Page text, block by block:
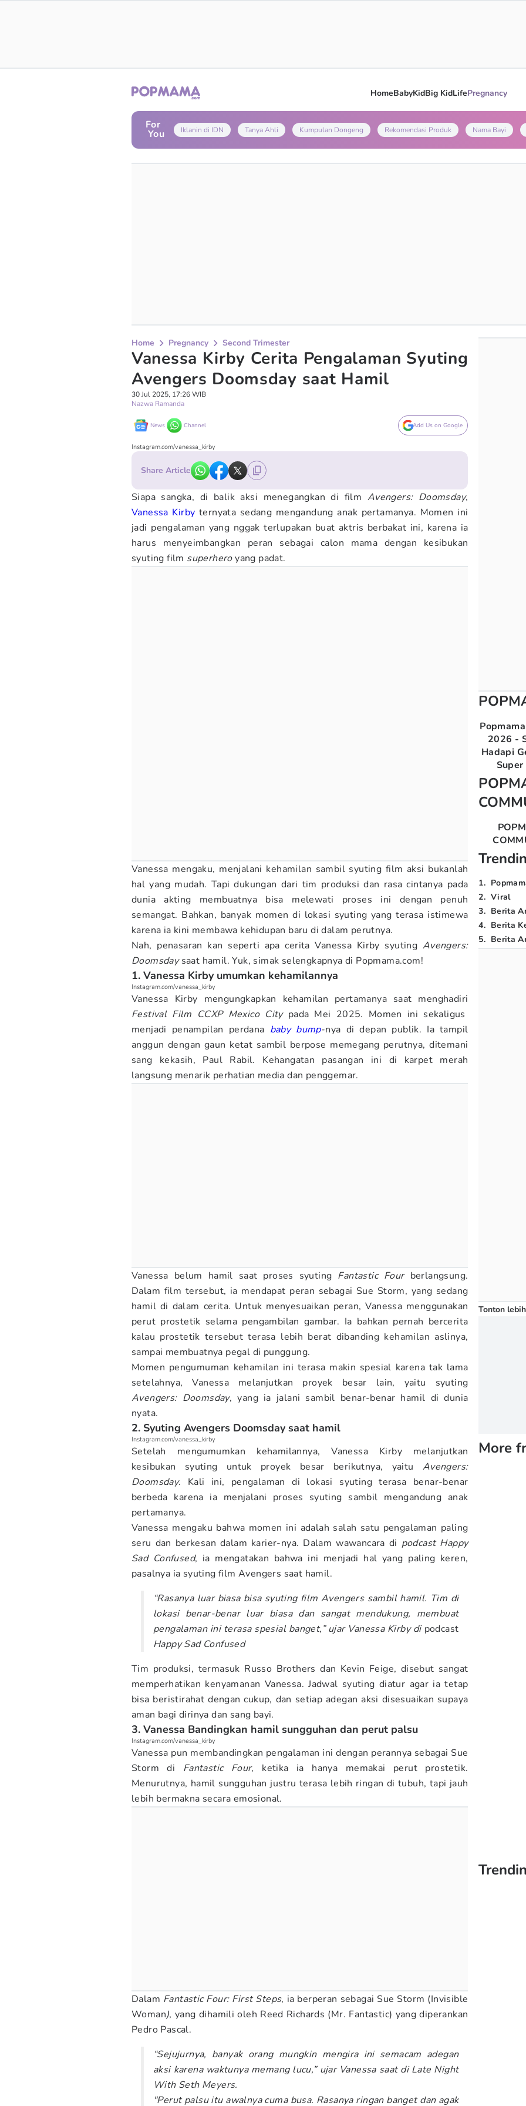
HomeBabyKidBig KidLifePregnancy
For
You Iklanin di IDN Tanya Ahli Kumpulan Dongeng Rekomendasi Produk Nama Bayi
Home Pregnancy Second Trimester
Vanessa Kirby Cerita Pengalaman Syuting
Avengers Doomsday saat Hamil
30 Jul 2025, 17:26 WIB
Nazwa Ramanda
News Channel Add Us on Google
Instagram.com/vanessa_kirby
Share Article
Siapa sangka, di balik aksi menegangkan di film Avengers: Doomsday,
Vanessa Kirby ternyata sedang mengandung anak pertamanya. Momen ini
jadi pengalaman yang nggak terlupakan buat aktris berbakat ini, karena ia
harus menyeimbangkan peran sebagai calon mama dengan kesibukan
syuting film superheroyang padat.
Vanessa mengaku, menjalani kehamilan sambil syuting film aksi bukanlah
hal yang mudah. Tapi dukungan dari tim produksi dan rasa cintanya pada
dunia akting membuatnya bisa melewati proses ini dengan penuh
semangat. Bahkan, banyak momen di lokasi syuting yang terasa istimewa
karena ia kini membawa kehidupan baru di dalam perutnya.
Nah, penasaran kan seperti apa cerita Vanessa Kirby syuting Avengers:
Doomsdaysaat hamil. Yuk, simak selengkapnya di Popmama.com!
1. Vanessa Kirby umumkan kehamilannya
Instagram.com/vanessa_kirby
Vanessa Kirby mengungkapkan kehamilan pertamanya saat menghadiri
Festival Film CCXP Mexico Citypada Mei 2025. Momen ini sekaligus
menjadi penampilan perdana baby bump-nya di depan publik. Ia tampil
anggun dengan gaun ketat sambil berpose memegang perutnya, ditemani
sang kekasih, Paul Rabil. Kehangatan pasangan ini di karpet merah
langsung menarik perhatian media dan penggemar.
Vanessa belum hamil saat proses syuting Fantastic Fourberlangsung.
Dalam film tersebut, ia mendapat peran sebagai Sue Storm, yang sedang
hamil di dalam cerita. Untuk menyesuaikan peran, Vanessa menggunakan
perut prostetik selama pengambilan gambar. Ia bahkan pernah bercerita
kalau prostetik tersebut terasa lebih berat dibanding kehamilan aslinya,
sampai membuatnya pegal di punggung.
Momen pengumuman kehamilan ini terasa makin spesial karena tak lama
setelahnya, Vanessa melanjutkan proyek besar lain, yaitu syuting
Avengers: Doomsday, yang ia jalani sambil benar-benar hamil di dunia
nyata.
2. Syuting Avengers Doomsday saat hamil
Instagram.com/vanessa_kirby
Setelah mengumumkan kehamilannya, Vanessa Kirby melanjutkan
kesibukan syuting untuk proyek besar berikutnya, yaitu Avengers:
Doomsday. Kali ini, pengalaman di lokasi syuting terasa benar-benar
berbeda karena ia menjalani proses syuting sambil mengandung anak
pertamanya.
Vanessa mengaku bahwa momen ini adalah salah satu pengalaman paling
seru dan berkesan dalam karier-nya. Dalam wawancara di podcast Happy
Sad Confused, ia mengatakan bahwa ini menjadi hal yang paling keren,
pasalnya ia syuting film Avengers saat hamil.
“Rasanya luar biasa bisa syuting film Avengers sambil hamil. Tim di
lokasi benar-benar luar biasa dan sangat mendukung, membuat
pengalaman ini terasa spesial banget,” ujar Vanessa Kirby di podcast
Happy Sad Confused
Tim produksi, termasuk Russo Brothers dan Kevin Feige, disebut sangat
memperhatikan kenyamanan Vanessa. Jadwal syuting diatur agar ia tetap
bisa beristirahat dengan cukup, dan setiap adegan aksi disesuaikan supaya
aman bagi dirinya dan sang bayi.
3. Vanessa Bandingkan hamil sungguhan dan perut palsu
Instagram.com/vanessa_kirby
Vanessa pun membandingkan pengalaman ini dengan perannya sebagai Sue
Storm di Fantastic Four, ketika ia hanya memakai perut prostetik.
Menurutnya, hamil sungguhan justru terasa lebih ringan di tubuh, tapi jauh
lebih bermakna secara emosional.
Dalam Fantastic Four: First Steps, ia berperan sebagai Sue Storm (Invisible
Woman), yang dihamili oleh Reed Richards (Mr. Fantastic) yang diperankan
Pedro Pascal.
“Sejujurnya, banyak orang mungkin mengira ini semacam adegan
aksi karena waktunya memang lucu,” ujar Vanessa saat di Late Night
With Seth Meyers.
"Perut palsu itu awalnya cuma busa. Rasanya ringan banget dan agak
2026 -
Hadapi
1.
2. Viral
3. Berita
4. Berita
5. Berita
Tonton
More